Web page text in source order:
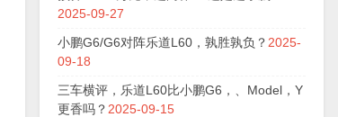
2025-09-27
小鹏G6/G6对阵乐道L60，孰胜孰负？ 2025-
09-18
三车横评，乐道L60比小鹏G6，、Model，Y
更香吗？ 2025-09-15